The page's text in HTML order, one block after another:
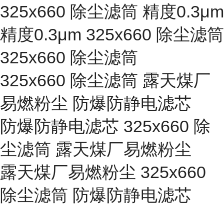
325x660 除尘滤筒 精度0.3μm
精度0.3μm 325x660 除尘滤筒
325x660 除尘滤筒
325x660 除尘滤筒 露天煤厂
易燃粉尘 防爆防静电滤芯
防爆防静电滤芯 325x660 除
尘滤筒 露天煤厂易燃粉尘
露天煤厂易燃粉尘 325x660
除尘滤筒 防爆防静电滤芯